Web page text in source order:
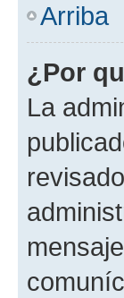
Arriba
¿Por
La